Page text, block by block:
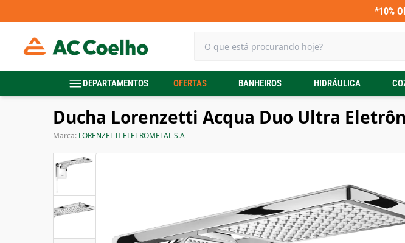
*10%
DEPARTAMENTOS OFERTAS BANHEIROS HIDRÁULICA
Ducha Lorenzetti Acqua Duo Ultra
Marca: LORENZETTI ELETROMETAL S.A